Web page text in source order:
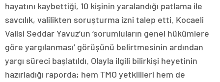
hayatını kaybettiği, 10 kişinin yaralandığı patlama ile
savcılık, valilikten soruşturma izni talep etti. Kocaeli
Valisi Seddar Yavuz’un ‘sorumluların genel hükümlere
göre yargılanması’ görüşünü belirtmesinin ardından
yargı süreci başlatıldı. Olayla ilgili bilirkişi heyetinin
hazırladığı raporda; hem TMO yetkilileri hem de